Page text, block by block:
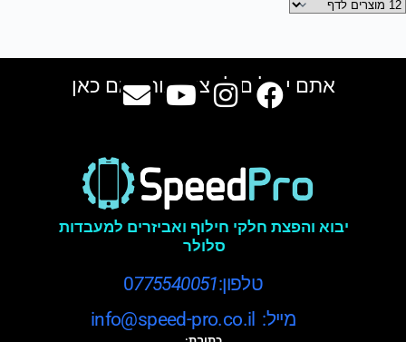
אתם יכולים למצוא אותנו גם כאן
יבוא והפצת חלקי חילוף ואביזרים למעבדות
סלולר
טלפון:0775540051
מייל: info@speed-pro.co.il